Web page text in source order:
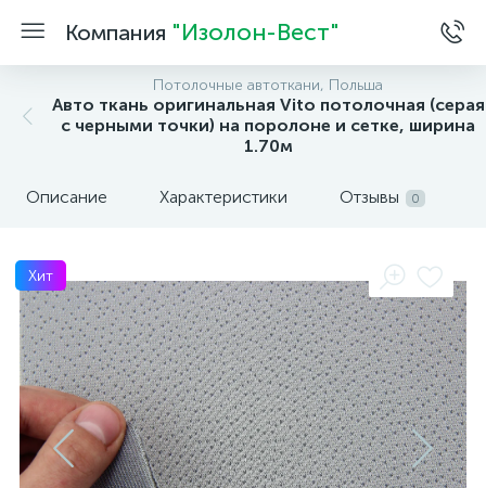
Компания "Изолон-Вест"
Потолочные автоткани, Польша
Авто ткань оригинальная Vito потолочная (серая
с черными точки) на поролоне и сетке, ширина
1.70м
Описание Характеристики Отзывы 0
Хит